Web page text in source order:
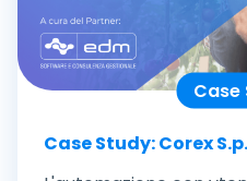
Case
Case Study: Corex